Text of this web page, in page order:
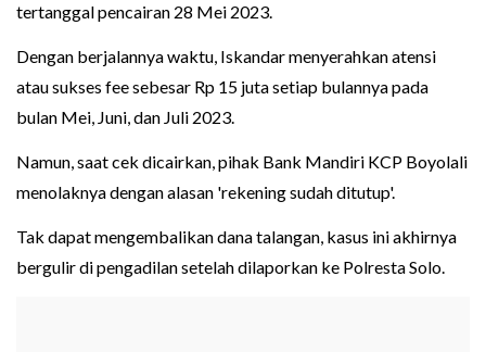
tertanggal pencairan 28 Mei 2023.
Dengan berjalannya waktu, Iskandar menyerahkan atensi
atau sukses fee sebesar Rp 15 juta setiap bulannya pada
bulan Mei, Juni, dan Juli 2023.
Namun, saat cek dicairkan, pihak Bank Mandiri KCP Boyolali
menolaknya dengan alasan 'rekening sudah ditutup'.
Tak dapat mengembalikan dana talangan, kasus ini akhirnya
bergulir di pengadilan setelah dilaporkan ke Polresta Solo.